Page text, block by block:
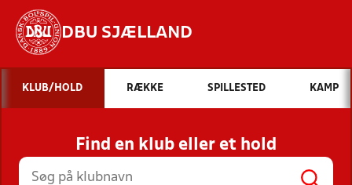
DBU SJÆLLAND
Hvad vil du søge efter?
INDHOLD OG NYHEDER
STILLINGER, RESULTATER, KLUBBER OG
HOLD
KLUB/HOLD RÆKKE SPILLESTED KAMP
Find en klub eller et hold